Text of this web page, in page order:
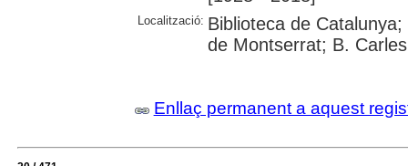
Localització: Biblioteca de
de Montserrat; B.
Enllaç permanent a aquest